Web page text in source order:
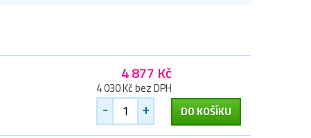
4 877 Kč
4 030 Kč bez DPH
- + DO KOŠÍKU